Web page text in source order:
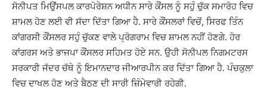
ਸੋਨੀਪਤ ਮਿਉਂਸਪਲ ਕਾਰਪੋਰੇਸ਼ਨ ਅਧੀਨ ਸਾਰੇ ਕੌਂਸਲ ਨੂੰ ਸਹੁੰ ਚੁੱਕ ਸਮਾਰੋਹ ਵਿਚ
ਸ਼ਾਮਲ ਹੋਣ ਲਈ ਵੀ ਸੱਦਾ ਦਿੱਤਾ ਗਿਆ ਹੈ. ਸਾਰੇ ਕੌਂਸਲਰਾਂ ਵਿਚੋਂ, ਸਿਰਫ ਤਿੰਨ
ਕਾਂਗਰਸੀ ਕੌਂਸਲਰ ਸਹੁੰ ਚੁੱਕਣ ਵਾਲੇ ਪ੍ਰੋਗਰਾਮ ਵਿਚ ਸ਼ਾਮਲ ਨਹੀਂ ਹੋਣਗੇ. ਹੋਰ
ਕਾਂਗਰਸ ਅਤੇ ਭਾਜਪਾ ਕੌਂਸਲਰ ਸਹਿਮਤ ਹੋਏ ਸਨ. ਉਹੀ ਸੋਨੀਪਲ ਨਿਗਮਟਰਸ
ਸਰਕਾਰੀ ਜੱਦਰ ਚੱਥੇ ਨੂੰ ਇਮਾਨਦਾਰ ਜੀਆਰਪੀਨ ਕਰ ਦਿੱਤਾ ਗਿਆ ਹੈ. ਪੰਚਕੁਲਾ
ਵਿਚ ਦਾਖਲ ਹੋਣ ਅਤੇ ਬੈਠਣ ਦੀ ਸਾਰੀ ਜ਼ਿੰਮੇਵਾਰੀ ਰਹੇਗੀ.